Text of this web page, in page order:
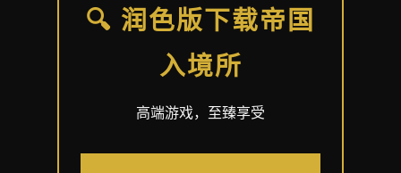
🔍 润色版下载帝国
入境所
高端游戏，至臻享受